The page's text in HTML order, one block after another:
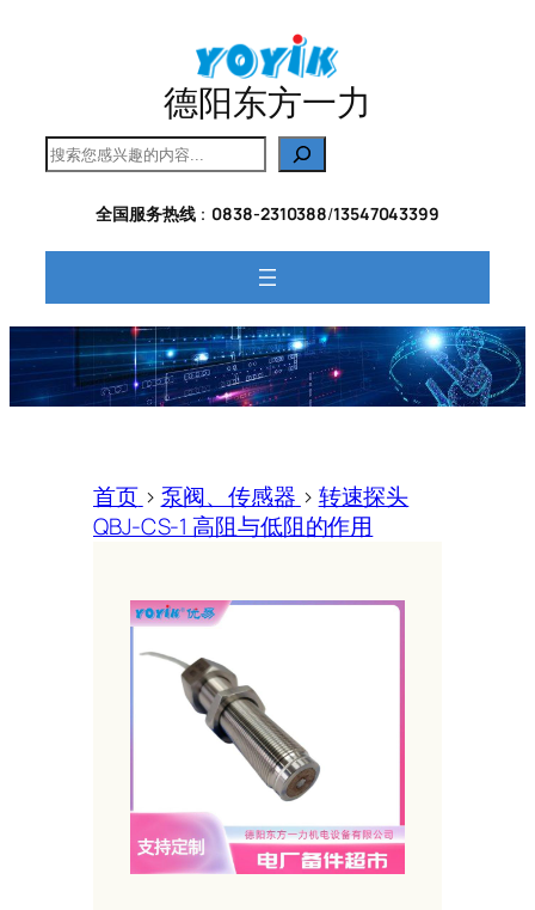
德阳东方一力
搜
索
全国服务热线： 0838-2310388/13547043399
首页 > 泵阀、传感器 > 转速探头
QBJ-CS-1 高阻与低阻的作用